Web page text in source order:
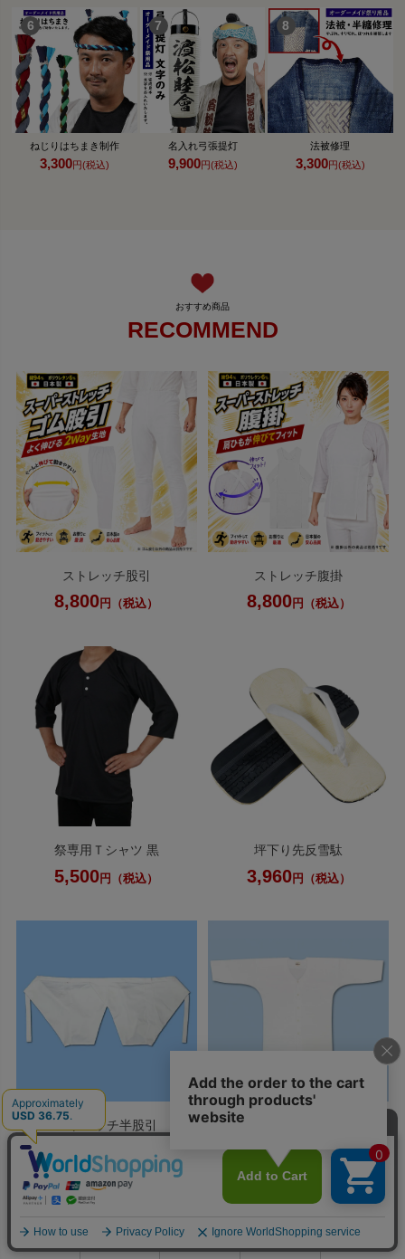
ねじりはちまき制作
3,300円(税込)
名入れ弓張提灯
9,900円(税込)
法被修理
3,300円(税込)
RECOMMEND
ストレッチ股引
8,800 円（税込）
ストレッチ腹掛
8,800円（税込）
祭専用Ｔシャツ 黒
5,500円（税込）
坪下り先反雪駄
3,960円（税込）
ストレッチ半股引
4,180円（税込） 6,600円（税込）
会員ページ 店舗案内